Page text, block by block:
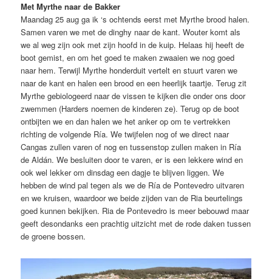
Met Myrthe naar de Bakker
Maandag 25 aug ga ik ‘s ochtends eerst met Myrthe brood halen.
Samen varen we met de dinghy naar de kant. Wouter komt als
we al weg zijn ook met zijn hoofd in de kuip. Helaas hij heeft de
boot gemist, en om het goed te maken zwaaien we nog goed
naar hem. Terwijl Myrthe honderduit vertelt en stuurt varen we
naar de kant en halen een brood en een heerlijk taartje. Terug zit
Myrthe gebiologeerd naar de vissen te kijken die onder ons door
zwemmen (Harders noemen de kinderen ze). Terug op de boot
ontbijten we en dan halen we het anker op om te vertrekken
richting de volgende Ría. We twijfelen nog of we direct naar
Cangas zullen varen of nog en tussenstop zullen maken in Ría
de Aldán. We besluiten door te varen, er is een lekkere wind en
ook wel lekker om dinsdag een dagje te blijven liggen. We
hebben de wind pal tegen als we de Ría de Pontevedro uitvaren
en we kruisen, waardoor we beide zijden van de Ria beurtelings
goed kunnen bekijken. Ria de Pontevedro is meer bebouwd maar
geeft desondanks een prachtig uitzicht met de rode daken tussen
de groene bossen.